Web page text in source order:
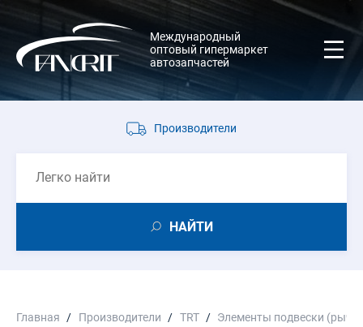
Международный
оптовый гипермаркет
автозапчастей
Производители
НАЙТИ
Главная Производители TRT Элементы подвески